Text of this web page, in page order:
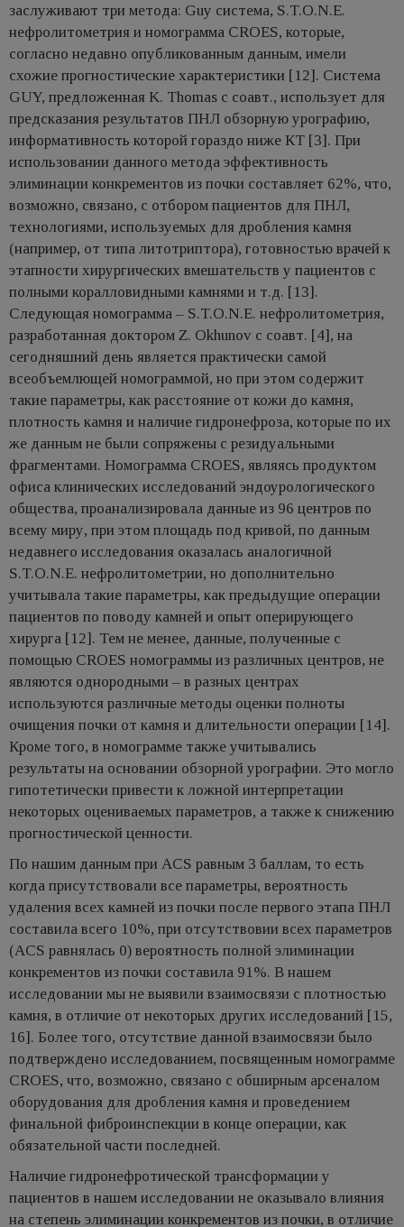
заслуживают три метода: Guy система, S.T.O.N.E.
нефролитометрия и номограмма CROES, которые,
согласно недавно опубликованным данным, имели
схожие прогностические характеристики [12]. Система
GUY, предложенная K. Thomas c соавт., использует для
предсказания результатов ПНЛ обзорную урографию,
информативность которой гораздо ниже КТ [3]. При
использовании данного метода эффективность
элиминации конкрементов из почки составляет 62%, что,
возможно, связано, с отбором пациентов для ПНЛ,
технологиями, используемых для дробления камня
(например, от типа литотриптора), готовностью врачей к
этапности хирургических вмешательств у пациентов с
полными коралловидными камнями и т.д. [13].
Следующая номограмма – S.T.O.N.E. нефролитометрия,
разработанная доктором Z. Okhunov c соавт. [4], на
сегодняшний день является практически самой
всеобъемлющей номограммой, но при этом содержит
такие параметры, как расстояние от кожи до камня,
плотность камня и наличие гидронефроза, которые по их
же данным не были сопряжены с резидуальными
фрагментами. Номограмма CROES, являясь продуктом
офиса клинических исследований эндоурологического
общества, проанализировала данные из 96 центров по
всему миру, при этом площадь под кривой, по данным
недавнего исследования оказалась аналогичной
S.T.O.N.E. нефролитометрии, но дополнительно
учитывала такие параметры, как предыдущие операции
пациентов по поводу камней и опыт оперирующего
хирурга [12]. Тем не менее, данные, полученные с
помощью CROES номограммы из различных центров, не
являются однородными – в разных центрах
используются различные методы оценки полноты
очищения почки от камня и длительности операции [14].
Кроме того, в номограмме также учитывались
результаты на основании обзорной урографии. Это могло
гипотетически привести к ложной интерпретации
некоторых оцениваемых параметров, а также к снижению
прогностической ценности.
По нашим данным при ACS равным 3 баллам, то есть
когда присутствовали все параметры, вероятность
удаления всех камней из почки после первого этапа ПНЛ
составила всего 10%, при отсутствовии всех параметров
(ACS равнялась 0) вероятность полной элиминации
конкрементов из почки составила 91%. В нашем
исследовании мы не выявили взаимосвязи с плотностью
камня, в отличие от некоторых других исследований [15,
16]. Более того, отсутствие данной взаимосвязи было
подтверждено исследованием, посвященным номограмме
CROES, что, возможно, связано с обширным арсеналом
оборудования для дробления камня и проведением
финальной фиброинспекции в конце операции, как
обязательной части последней.
Наличие гидронефротической трансформации у
пациентов в нашем исследовании не оказывало влияния
на степень элиминации конкрементов из почки, в отличие